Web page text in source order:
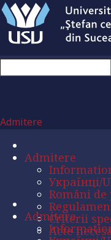
Admitere
Admitere
Українці/
Români
Criterii
Acte
Admitere